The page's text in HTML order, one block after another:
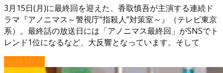
3月15日(月)に最終回を迎えた、香取慎吾が主演する連続ド
ラマ『アノニマス～警視庁“指殺人”対策室～』（テレビ東京
系）。最終話の放送日には「アノニマス最終回」がSNSでト
レンド1位になるなど、大反響となっています。そして
Read More